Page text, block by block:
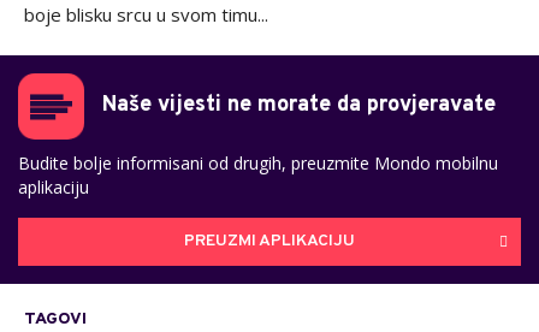
boje blisku srcu u svom timu...
Naše vijesti ne morate da provjeravate
Budite bolje informisani od drugih, preuzmite Mondo mobilnu
aplikaciju
PREUZMI APLIKACIJU
TAGOVI